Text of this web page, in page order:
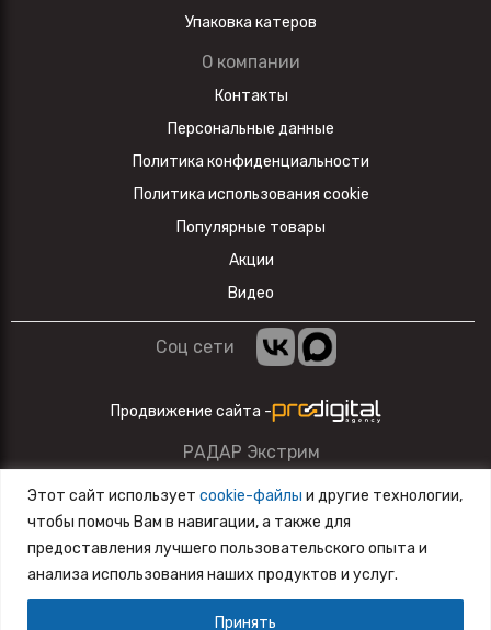
Упаковка катеров
О компании
Контакты
Персональные данные
Политика конфиденциальности
Политика использования cookie
Популярные товары
Акции
Видео
Соц сети
Продвижение сайта -
РАДАР Экстрим
Данный сайт несет информационный характер и ни при
каких условиях материалы и цены, размещенные на сайте,
не являются публичной офертой.
Разработка сайтаSiteZone
Этот сайт использует cookie-файлы и другие технологии,
чтобы помочь Вам в навигации, а также для
предоставления лучшего пользовательского опыта и
анализа использования наших продуктов и услуг.
Принять